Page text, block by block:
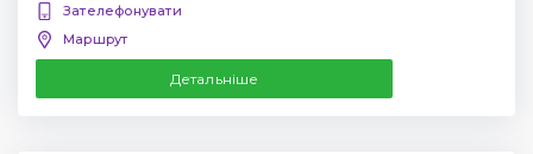
Зателефонувати
Маршрут
Детальніше